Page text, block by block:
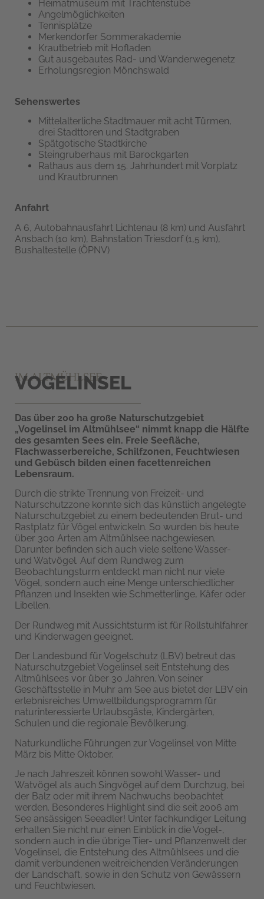
Heimatmuseum mit Trachtenstube
Angelmöglichkeiten
Tennisplätze
Merkendorfer Sommerakademie
Krautbetrieb mit Hofladen
Gut ausgebautes Rad- und Wanderwegenetz
Erholungsregion Mönchswald
Sehenswertes
Mittelalterliche Stadtmauer mit acht Türmen,
drei Stadttoren und Stadtgraben
Spätgotische Stadtkirche
Steingruberhaus mit Barockgarten
Rathaus aus dem 15. Jahrhundert mit Vorplatz
und Krautbrunnen
Anfahrt
A 6, Autobahnausfahrt Lichtenau (8 km) und Ausfahrt
Ansbach (10 km), Bahnstation Triesdorf (1,5 km),
Bushaltestelle (ÖPNV)
IM ALTMÜHLSEE
VOGELINSEL
Das über 200 ha große Naturschutzgebiet
„Vogelinsel im Altmühlsee“ nimmt knapp die Hälfte
des gesamten Sees ein. Freie Seefläche,
Flachwasserbereiche, Schilfzonen, Feuchtwiesen
und Gebüsch bilden einen facettenreichen
Lebensraum.
Durch die strikte Trennung von Freizeit- und
Naturschutzzone konnte sich das künstlich angelegte
Naturschutzgebiet zu einem bedeutenden Brut- und
Rastplatz für Vögel entwickeln. So wurden bis heute
über 300 Arten am Altmühlsee nachgewiesen.
Darunter befinden sich auch viele seltene Wasser-
und Watvögel. Auf dem Rundweg zum
Beobachtungsturm entdeckt man nicht nur viele
Vögel, sondern auch eine Menge unterschiedlicher
Pflanzen und Insekten wie Schmetterlinge, Käfer oder
Libellen.
Der Rundweg mit Aussichtsturm ist für Rollstuhlfahrer
und Kinderwagen geeignet.
Der Landesbund für Vogelschutz (LBV) betreut das
Naturschutzgebiet Vogelinsel seit Entstehung des
Altmühlsees vor über 30 Jahren. Von seiner
Geschäftsstelle in Muhr am See aus bietet der LBV ein
erlebnisreiches Umweltbildungsprogramm für
naturinteressierte Urlaubsgäste, Kindergärten,
Schulen und die regionale Bevölkerung.
Naturkundliche Führungen zur Vogelinsel von Mitte
März bis Mitte Oktober.
Je nach Jahreszeit können sowohl Wasser- und
Watvögel als auch Singvögel auf dem Durchzug, bei
der Balz oder mit ihrem Nachwuchs beobachtet
werden. Besonderes Highlight sind die seit 2006 am
See ansässigen Seeadler! Unter fachkundiger Leitung
erhalten Sie nicht nur einen Einblick in die Vogel-,
sondern auch in die übrige Tier- und Pflanzenwelt der
Vogelinsel, die Entstehung des Altmühlsees und die
damit verbundenen weitreichenden Veränderungen
der Landschaft, sowie in den Schutz von Gewässern
und Feuchtwiesen.